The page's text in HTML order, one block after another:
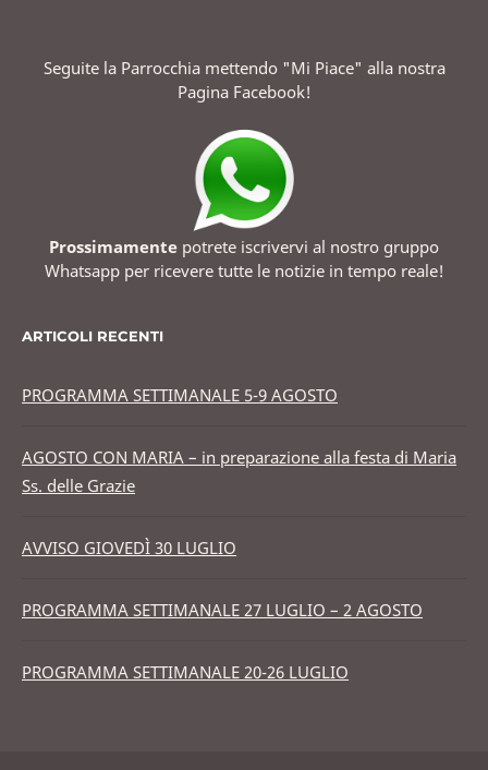
Seguite la Parrocchia mettendo "Mi Piace" alla nostra
Pagina Facebook!
Prossimamente potrete iscrivervi al nostro gruppo
Whatsapp per ricevere tutte le notizie in tempo reale!
ARTICOLI RECENTI
PROGRAMMA SETTIMANALE 5-9 AGOSTO
AGOSTO CON MARIA – in preparazione alla festa di Maria
Ss. delle Grazie
AVVISO GIOVEDÌ 30 LUGLIO
PROGRAMMA SETTIMANALE 27 LUGLIO – 2 AGOSTO
PROGRAMMA SETTIMANALE 20-26 LUGLIO